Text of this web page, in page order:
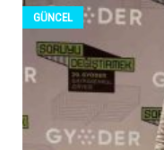
GÜNCEL